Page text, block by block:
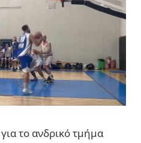
το ανδρικό τμήμα